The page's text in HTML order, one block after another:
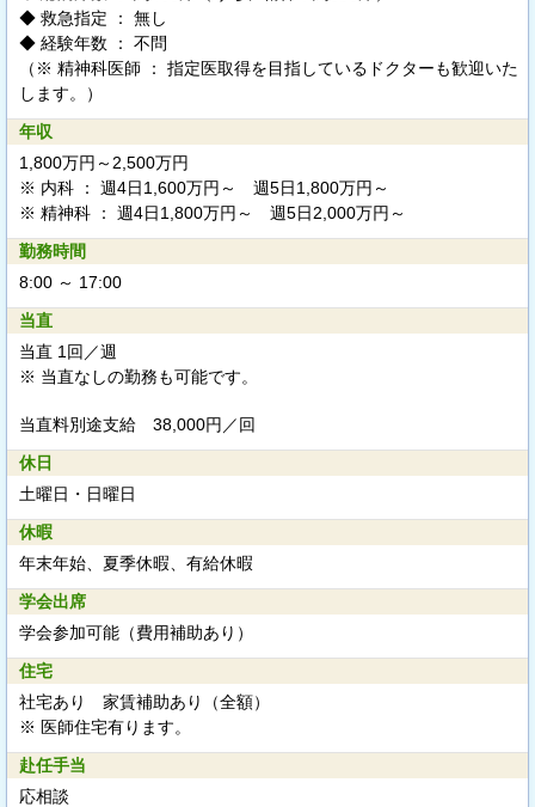
◆ 救急指定 ： 無し
◆ 経験年数 ： 不問
（※ 精神科医師 ： 指定医取得を目指しているドクターも歓迎いた
します。）
年収
1,800万円～2,500万円
※ 内科 ： 週4日1,600万円～ 週5日1,800万円～
※ 精神科 ： 週4日1,800万円～ 週5日2,000万円～
勤務時間
8:00 ～ 17:00
当直
当直 1回／週
※ 当直なしの勤務も可能です。
当直料別途支給
38,000円／回
休日
土曜日・日曜日
休暇
年末年始、夏季休暇、有給休暇
学会出席
学会参加可能（費用補助あり）
住宅
社宅あり 家賃補助あり（全額）
※ 医師住宅有ります。
赴任手当
応相談